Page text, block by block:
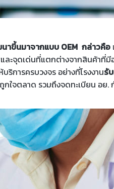
าขึ้นมาจากแบบ OEM กล่าวคือ
ละจุดเด่นที่แตกต่างจากสินค้า
ริการครบวงจร อย่างที่โรงงานรั
จตลาด รวมถึงจดทะเบียน อย